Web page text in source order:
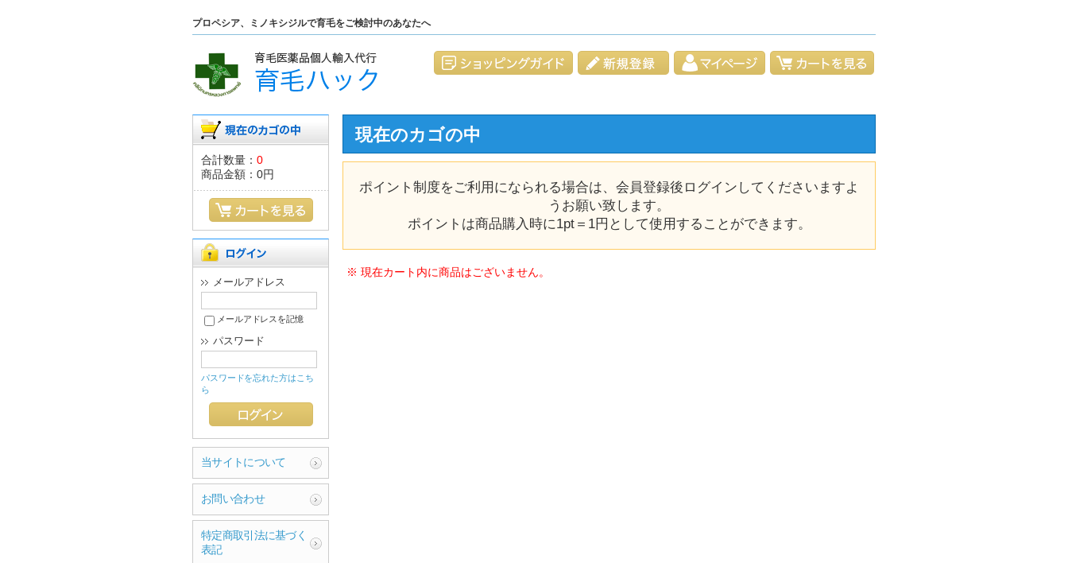
プロペシア、ミノキシジルで育毛をご検討中のあなたへ
合計数量： 0
商品金額： 0円
メールアドレス
メールアドレスを記憶
パスワード
パスワードを忘れた方はこち
ら
当サイトについて
お問い合わせ
特定商取引法に基づく
表記
現在のカゴの中
ポイント制度をご利用になられる場合は、会員登録後ログインしてくださいますよ
うお願い致します。
ポイントは商品購入時に1pt＝1円 として使用することができます。
※ 現在カート内に商品はございません。